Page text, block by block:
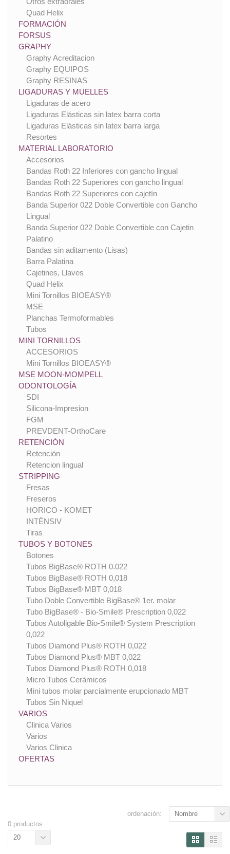
Quad Helix
FORMACIÓN
FORSUS
GRAPHY
Graphy Acreditacion
Graphy EQUIPOS
Graphy RESINAS
LIGADURAS Y MUELLES
Ligaduras de acero
Ligaduras Elásticas sin latex barra corta
Ligaduras Elásticas sin latex barra larga
Resortes
MATERIAL LABORATORIO
Accesorios
Bandas Roth 22 Inferiores con gancho lingual
Bandas Roth 22 Superiores con gancho lingual
Bandas Roth 22 Superiores con cajetín
Banda Superior 022 Doble Convertible con Gancho
Lingual
Banda Superior 022 Doble Convertible con Cajetin
Palatino
Bandas sin aditamento (Lisas)
Barra Palatina
Cajetines, Llaves
Quad Helix
Mini Tornillos BIOEASY®
MSE
Planchas Termoformables
Tubos
MINI TORNILLOS
ACCESORIOS
Mini Tornillos BIOEASY®
MSE MOON-MOMPELL
ODONTOLOGÍA
SDI
Silicona-Impresion
FGM
PREVDENT-OrthoCare
RETENCIÓN
Retención
Retencion lingual
STRIPPING
Fresas
Freseros
HORICO - KOMET
INTËNSIV
Tiras
TUBOS Y BOTONES
Botones
Tubos BigBase® ROTH 0.022
Tubos BigBase® ROTH 0,018
Tubos BigBase® MBT 0,018
Tubo Doble Convertible BigBase® 1er. molar
Tubo BigBase® - Bio-Smile® Prescription 0,022
Tubos Autoligable Bio-Smile® System Prescription
0,022
Tubos Diamond Plus® ROTH 0,022
Tubos Diamond Plus® MBT 0,022
Tubos Diamond Plus® ROTH 0,018
Micro Tubos Cerámicos
Mini tubos molar parcialmente erupcionado MBT
Tubos Sin Niquel
VARIOS
Clinica Varios
Varios
Varios Clinica
OFERTAS
0 productos
ordenación: Nombre
20